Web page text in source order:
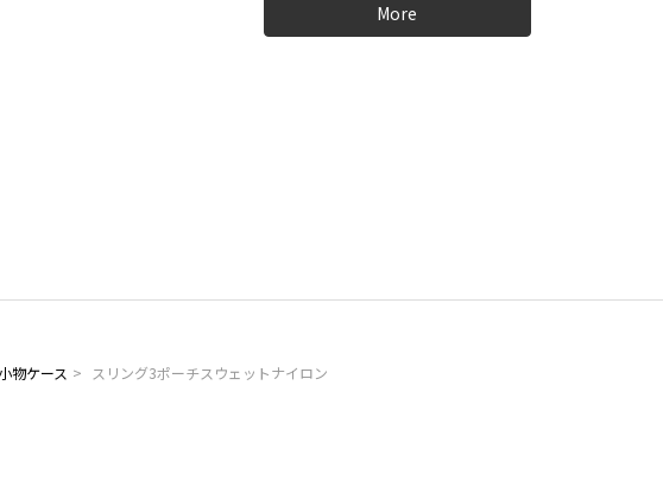
More
物ケース > スリング3ポーチスウェットナイロン